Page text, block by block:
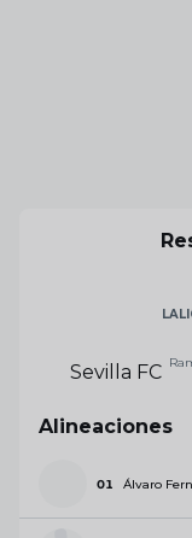
Sevilla FC
Alineaciones
01 Álvaro